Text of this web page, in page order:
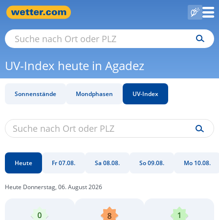
UV-Index heute in Agadez
Sonnenstände Mondphasen UV-Index
Heute Fr 07.08. Sa 08.08. So 09.08. Mo 10.08.
Heute Donnerstag, 06. August 2026